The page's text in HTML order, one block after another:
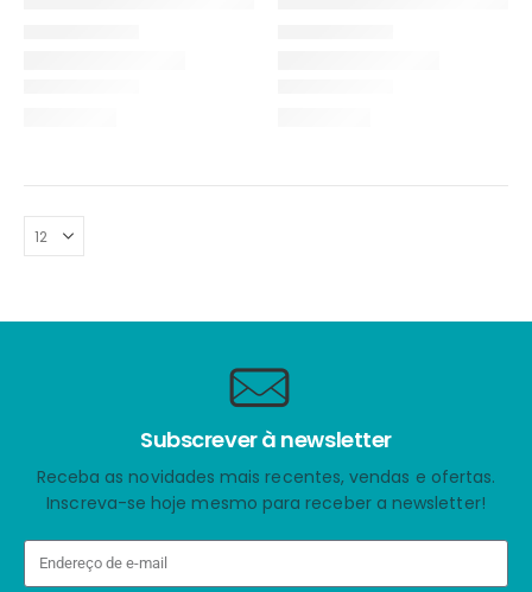
Subscrever à newsletter
Receba as novidades mais recentes, vendas e ofertas.
Inscreva-se hoje mesmo para receber a newsletter!